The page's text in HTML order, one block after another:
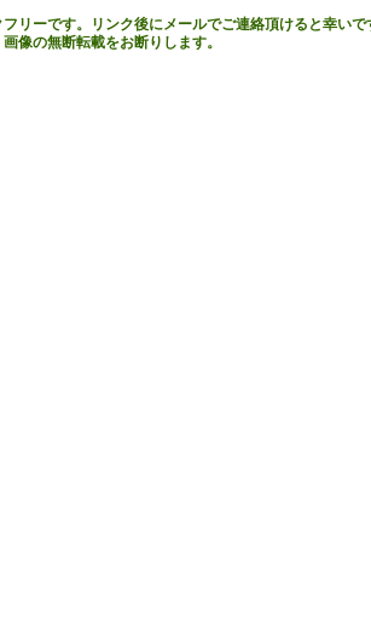
リーです。リンク後にメールでご連絡頂けると幸いで
像の無断転載をお断りします。